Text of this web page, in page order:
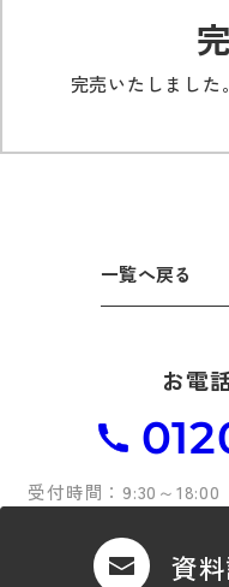
完売いたしました
一覧へ戻る
お電
受付時間：9:30～18:00
資